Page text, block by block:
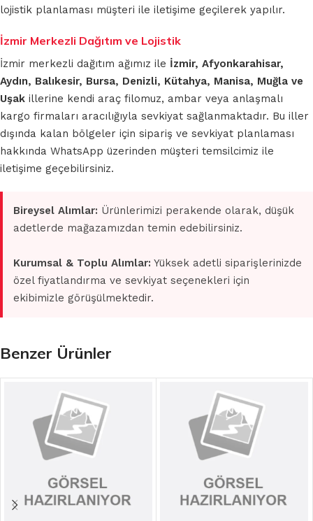
lojistik planlaması müşteri ile iletişime geçilerek yapılır.
İzmir Merkezli Dağıtım ve Lojistik
İzmir merkezli dağıtım ağımız ile İzmir, Afyonkarahisar,
Aydın, Balıkesir, Bursa, Denizli, Kütahya, Manisa, Muğla ve
Uşak illerine kendi araç filomuz, ambar veya anlaşmalı
kargo firmaları aracılığıyla sevkiyat sağlanmaktadır. Bu iller
dışında kalan bölgeler için sipariş ve sevkiyat planlaması
hakkında WhatsApp üzerinden müşteri temsilcimiz ile
iletişime geçebilirsiniz.
Bireysel Alımlar: Ürünlerimizi perakende olarak, düşük
adetlerde mağazamızdan temin edebilirsiniz.
Kurumsal & Toplu Alımlar: Yüksek adetli siparişlerinizde
özel fiyatlandırma ve sevkiyat seçenekleri için
ekibimizle görüşülmektedir.
Benzer Ürünler